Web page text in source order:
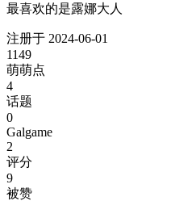
最喜欢的是露娜大人
注册于 2024-06-01
1149
萌萌点
4
话题
0
Galgame
2
评分
9
被赞